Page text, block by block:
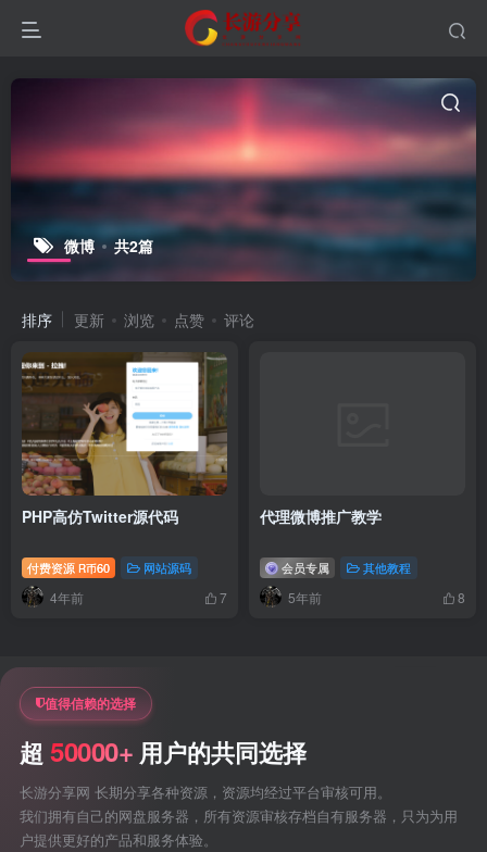
微博 共2篇
排序 更新 浏览 点赞 评论
PHP高仿Twitter源代码
付费资源 R币60 网站源码
4年前 7
代理微博推广教学
会员专属 其他教程
5年前 8
值得信赖的选择
超50000+ 用户的共同选择
长游分享网 长期分享各种资源，资源均经过平台审核可用。
我们拥有自己的网盘服务器，所有资源审核存档自有服务器，只为为用
户提供更好的产品和服务体验。